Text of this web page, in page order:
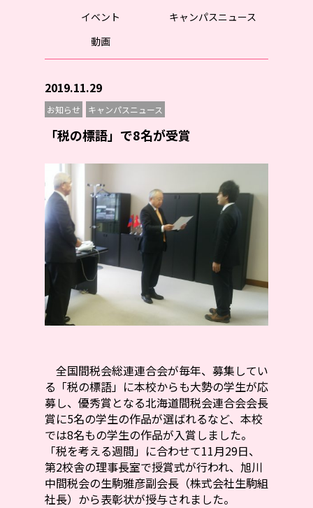
イベント
キャンパスニュース
動画
2019.11.29
お知らせ キャンパスニュース
「税の標語」で8名が受賞
全国間税会総連連合会が毎年、募集してい
る「税の標語」に本校からも大勢の学生が応
募し、優秀賞となる北海道間税会連合会会長
賞に5名の学生の作品が選ばれるなど、本校
では8名もの学生の作品が入賞しました。
「税を考える週間」に合わせて11月29日、
第2校舎の理事長室で授賞式が行われ、旭川
中間税会の生駒雅彦副会長（株式会社生駒組
社長）から表彰状が授与されました。